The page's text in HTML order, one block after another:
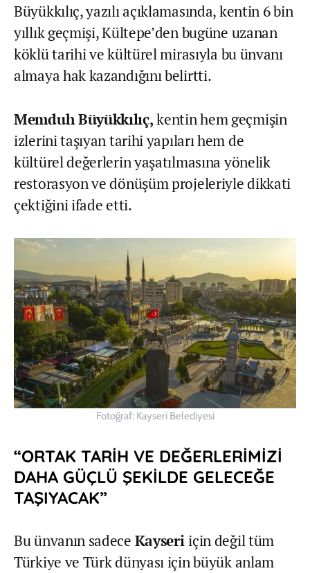
Büyükkılıç, yazılı açıklamasında, kentin 6 bin
yıllık geçmişi, Kültepe’den bugüne uzanan
köklü tarihi ve kültürel mirasıyla bu ünvanı
almaya hak kazandığını belirtti.
Memduh Büyükkılıç,kentin hem geçmişin
izlerini taşıyan tarihi yapıları hem de
kültürel değerlerin yaşatılmasına yönelik
restorasyon ve dönüşüm projeleriyle dikkati
çektiğini ifade etti.
Fotoğraf: Kayseri Belediyesi
“ORTAK TARİH VE DEĞERLERİMİZİ
DAHA GÜÇLÜ ŞEKİLDE GELECEĞE
TAŞIYACAK”
Bu ünvanın sadece Kayseri için değil tüm
Türkiye ve Türk dünyası için büyük anlam